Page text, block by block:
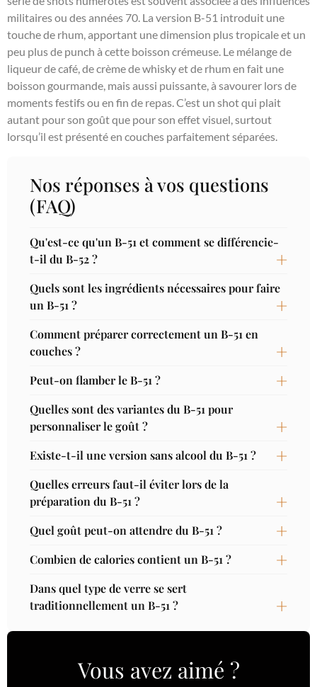
militaires ou des années 70. La version B-51 introduit une
touche de rhum, apportant une dimension plus tropicale et un
peu plus de punch à cette boisson crémeuse. Le mélange de
liqueur de café, de crème de whisky et de rhum en fait une
boisson gourmande, mais aussi puissante, à savourer lors de
moments festifs ou en fin de repas. C’est un shot qui plait
autant pour son goût que pour son effet visuel, surtout
lorsqu’il est présenté en couches parfaitement séparées.
Nos réponses à vos questions
(FAQ)
Qu'est-ce qu'un B-51 et comment se différencie-
t-il du B-52 ?
Quels sont les ingrédients nécessaires pour faire
un B-51 ?
Comment préparer correctement un B-51 en
couches ?
Peut-on flamber le B-51 ?
Quelles sont des variantes du B-51 pour
personnaliser le goût ?
Existe-t-il une version sans alcool du B-51 ?
Quelles erreurs faut-il éviter lors de la
préparation du B-51 ?
Quel goût peut-on attendre du B-51 ?
Combien de calories contient un B-51 ?
Dans quel type de verre se sert
traditionnellement un B-51 ?
Vous avez aimé ?